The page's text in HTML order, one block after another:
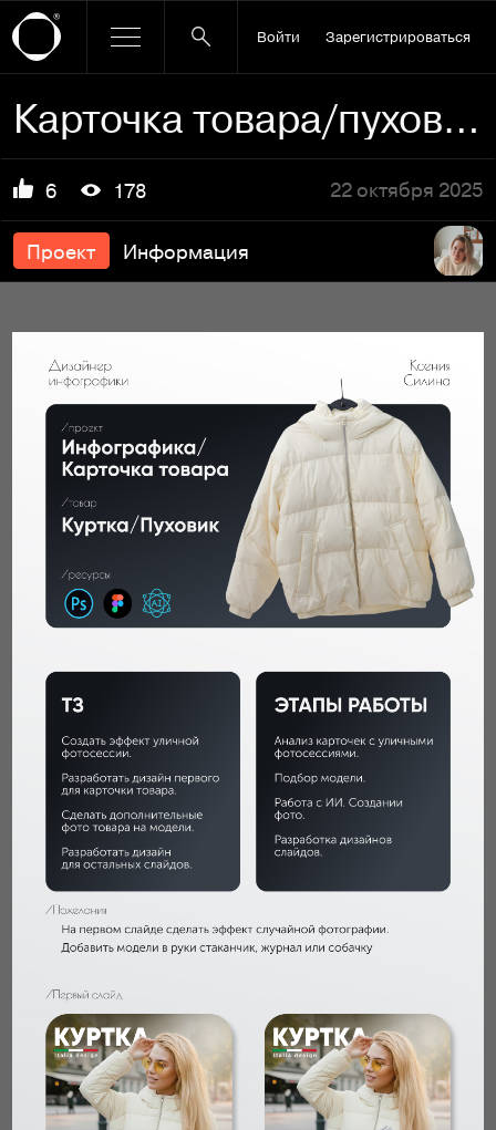
Войти Зарегистрироваться
Карточка товара/пуховик
6 178 22 октября 2025
Проект Информация